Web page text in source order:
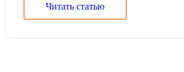
Читать статью